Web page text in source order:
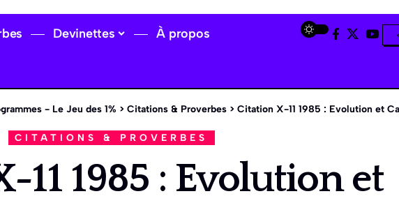
Devinettes À propos
- Le Jeu des 1% > Citations & Proverbes > Citation X-11 1985 : Evolution et Caractéristiques du Coupé
CITATIONS & PROVERBES
11 1985 : Evolution et